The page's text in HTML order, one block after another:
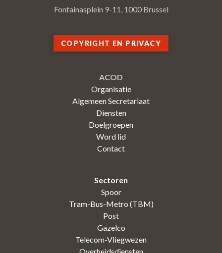
Fontainasplein 9-11, 1000 Brussel
COPYRIGHT EN PRIVACY
ACOD
Organisatie
Algemeen Secretariaat
Diensten
Doelgroepen
Word lid
Contact
Sectoren
Spoor
Tram-Bus-Metro (TBM)
Post
Gazelco
Telecom-Vliegwezen